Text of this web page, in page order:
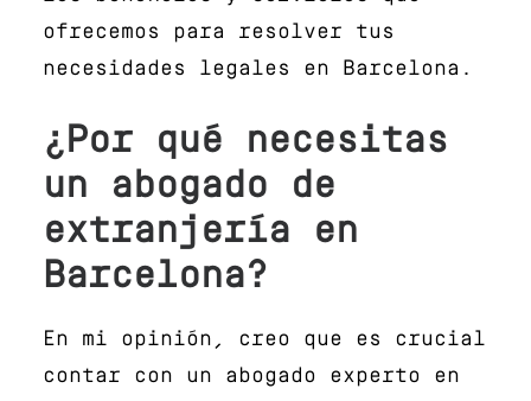
ofrecemos para resolver tus
necesidades legales en Barcelona.
¿Por qué necesitas
un abogado de
extranjería en
Barcelona?
En mi opinión, creo que es crucial
contar con un abogado experto en